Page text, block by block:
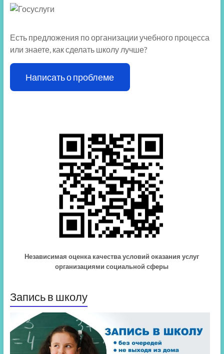
Есть предложения по организации учебного процесса
или знаете, как сделать школу лучше?
Написать о проблеме
Независимая оценка качества условий оказания услуг
организациями социальной сферы
Запись в школу